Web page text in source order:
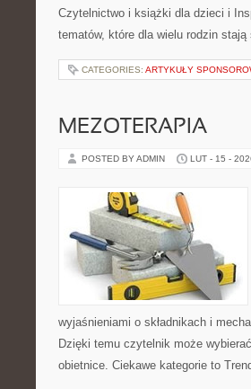
Czytelnictwo i książki dla dzieci i
tematów, które dla wielu rodzin
CATEGORIES: ARTYKUŁY
MEZOTERAPIA
POSTED BY ADMIN LUT - 15 -
wyjaśnieniami o składnikach i
Dzięki temu czytelnik może
obietnice. Ciekawe kategorie to